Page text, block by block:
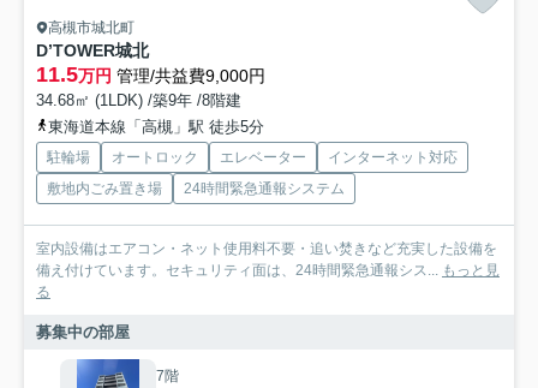
高槻市城北町
D’TOWER城北
11.5万円 管理/共益費9,000円
34.68㎡ (1LDK) /築9年 /8階建
東海道本線「高槻」駅 徒歩5分
駐輪場 オートロック エレベーター
インターネット対応
敷地内ごみ置き場
24時間緊急通報システム
室内設備はエアコン・ネット使用料不要・追い焚きなど充実した設備を
備え付けています。セキュリティ面は、24時間緊急通報シス... もっと見
る
募集中の部屋
7階